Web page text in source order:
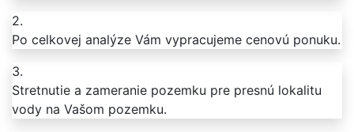
2.
Po celkovej analýze Vám vypracujeme cenovú ponuku.
3.
Stretnutie a zameranie pozemku pre presnú lokalitu
vody na Vašom pozemku.